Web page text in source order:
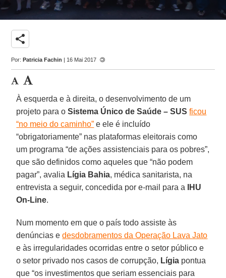
share
Por:Patricia Fachin | 16 Mai 2017
À esquerda e à direita, o desenvolvimento de um
projeto para oSistema Único de Saúde – SUS ficou
“no meio do caminho” e ele é incluído
“obrigatoriamente” nas plataformas eleitorais como
um programa “de ações assistenciais para os pobres”,
que são definidos como aqueles que “não podem
pagar”, avalia Lígia Bahia, médica sanitarista, na
entrevista a seguir, concedida por e-mail para a IHU
On-Line.
Num momento em que o país todo assiste às
denúncias edesdobramentos da Operação Lava Jato
e às irregularidades ocorridas entre o setor público e
o setor privado nos casos de corrupção, Lígia pontua
que “os investimentos que seriam essenciais para